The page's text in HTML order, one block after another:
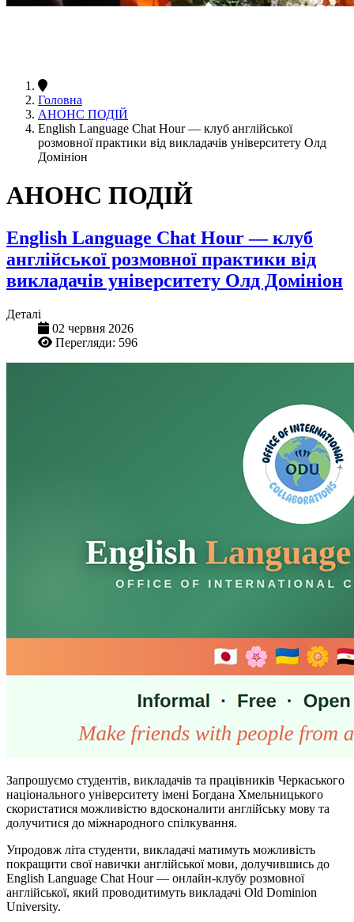
Головна
АНОНС ПОДІЙ
English Language Chat Hour — клуб англійської
розмовної практики від викладачів університету Олд
Домініон
АНОНС ПОДІЙ
English Language Chat Hour — клуб
англійської розмовної практики від
викладачів університету Олд Домініон
Деталі
02 червня 2026
Перегляди: 596
Запрошуємо студентів, викладачів та працівників Черкаського
національного університету імені Богдана Хмельницького
скористатися можливістю вдосконалити англійську мову та
долучитися до міжнародного спілкування.
Упродовж літа студенти, викладачі матимуть можливість
покращити свої навички англійської мови, долучившись до
English Language Chat Hour — онлайн-клубу розмовної
англійської, який проводитимуть викладачі Old Dominion
University.